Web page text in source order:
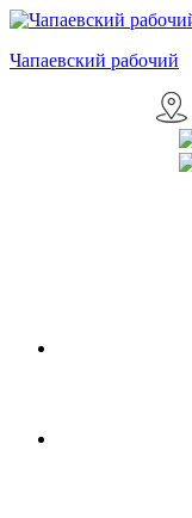
Перейти
содержимому
Чапаевский рабочий